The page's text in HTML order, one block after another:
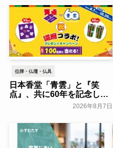
位牌・仏壇・仏具
日本香堂「青雲」と『笑
点』、共に60年を記念した
初コラボ！オリジナルグッ
ンを実施～日本香堂～
一般公開
2026年8月7日